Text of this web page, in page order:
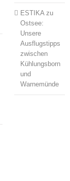
ESTIKAzu
Ostsee:
Unsere
Ausflugstipps
zwischen
Kühlungsborn
und
Warnemünde